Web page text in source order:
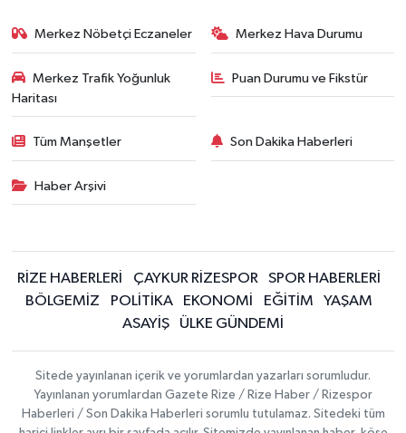
Merkez Nöbetçi Eczaneler Merkez Hava Durumu
Merkez Trafik Yoğunluk
Haritası
Puan Durumu ve Fikstür
Tüm Manşetler Son Dakika Haberleri
Haber Arşivi
RİZE HABERLERİ ÇAYKUR RİZESPOR
SPOR HABERLERİ
BÖLGEMİZ
POLİTİKA EKONOMİ EĞİTİM
YAŞAM
ASAYİŞ
ÜLKE GÜNDEMİ
Sitede yayınlanan içerik ve yorumlardan yazarları sorumludur.
Yayınlanan yorumlardan Gazete Rize / Rize Haber / Rizespor
Haberleri / Son Dakika Haberleri sorumlu tutulamaz. Sitedeki tüm